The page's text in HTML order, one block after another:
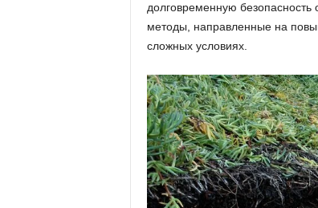
долговременную
методы, направленные на
сложных условиях.